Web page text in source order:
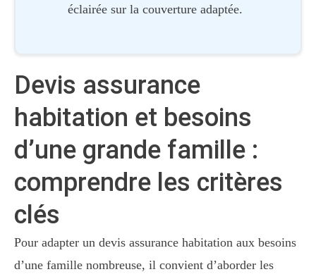
éclairée sur la couverture adaptée.
Devis assurance
habitation et besoins
d’une grande famille :
comprendre les critères
clés
Pour adapter un devis assurance habitation aux besoins
d’une famille nombreuse, il convient d’aborder les